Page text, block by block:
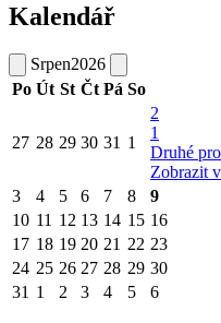
Kalendář
Srpen2026
Po Út St Čt Pá So
27 28 29 30 31 1
2
1
Druhé
Zobrazit
3
4 5 6 7 8
9
10 11 12 13 14 15 16
17 18 19 20 21 22 23
24 25 26 27 28 29 30
31 1 2 3 4 5 6